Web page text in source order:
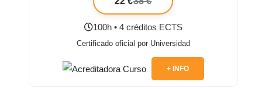
100h • 4 créditos ECTS
Certificado oficial por Universidad
+ INFO